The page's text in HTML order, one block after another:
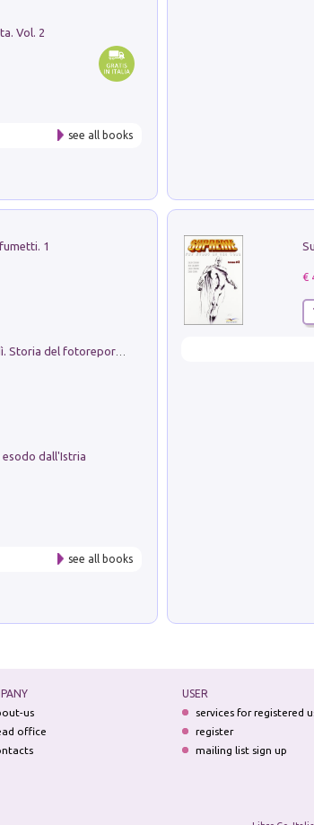
Vol. 2
see all books
1
Non si muore di lunedì. Storia del fotoreporter sopravvissuto all'ISIS
esodo dall'Istria
see all books
€
us
office
USER
services for registered
register
mailing list sign up